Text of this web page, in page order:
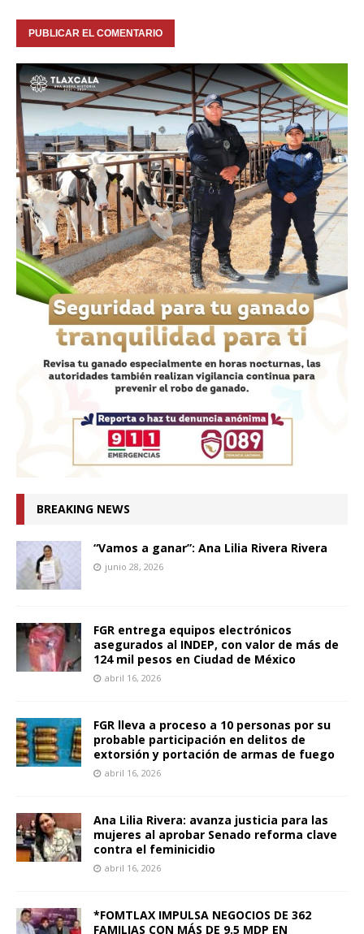
BREAKING NEWS
“Vamos a ganar”: Ana Lilia Rivera Rivera
junio 28, 2026
FGR entrega equipos electrónicos
asegurados al INDEP, con valor de más de
124 mil pesos en Ciudad de México
abril 16, 2026
FGR lleva a proceso a 10 personas por su
probable participación en delitos de
extorsión y portación de armas de fuego
abril 16, 2026
Ana Lilia Rivera: avanza justicia para las
mujeres al aprobar Senado reforma clave
contra el feminicidio
abril 16, 2026
*FOMTLAX IMPULSA NEGOCIOS DE 362
FAMILIAS CON MÁS DE 9.5 MDP EN